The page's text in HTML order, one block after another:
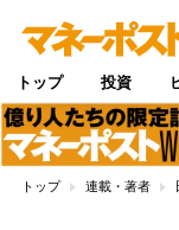
トップ 投資
トップ 連載・著者